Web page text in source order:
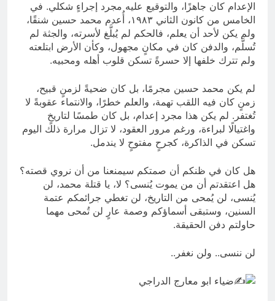
الإعدام كان جاهزًا، والتوقيع عليه مجرد إجراءٍ شكلي. في
الخامس من كانون الثاني ١٩٨٣، أُعدم محمد حسين شنقًا،
ولم يكن لأحد أن يعلم، فالحكم لم يُبلَّغ لأسرته، والجثة لم
تُسلَّم، والدفن كان في مكانٍ مجهول، وكأن الأرض ابتلعته
ولم تترك خلفها إلا حسرةً تسكن قلوب أهله ومحبيه.
لم يكن محمد حسين مجرمًا، بل كان ضحيةً لزمنٍ قبيح،
زمنٍ كان فيه اللقب تهمة، والعلم خطرًا، والانتماء عقوبةً لا
تُغتفر. لم يكن هذا مجرد إعدام، بل كان طمسًا لتاريخٍ
واغتيالًا لبراءة، ورغم مرور العقود، لا تزال مرارة ذلك اليوم
تسكن في الذاكرة، كجرحٍ مفتوحٍ لا يندمل.
هل كان في ظنكم أن صمتكم سيمنعنا من أن نروي قصته؟
هل اعتقدتم أن من يموت يُنسى؟ لا، يا قتلة محمد، لن
يُنسى، لن يُمحى من التاريخ، لن تغطي جرائمكم عتمة
السنين، وستبقى أسماؤكم وصمة عارٍ لن تُمحى مهما
حاولتم دفن الحقيقة.
لن ننسى.. ولن نغفر..
ضياء ابو معارج الدراجي